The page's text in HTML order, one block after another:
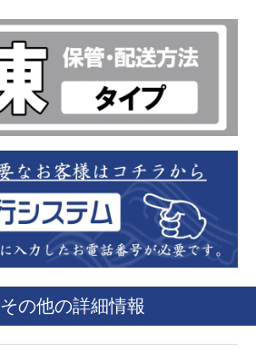
その他の詳細情報